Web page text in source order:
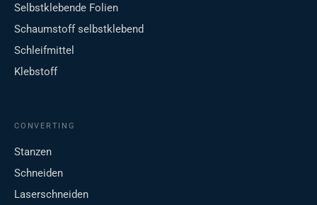
Selbstklebende Folien
Schaumstoff selbstklebend
Schleifmittel
Klebstoff
CONVERTING
Stanzen
Schneiden
Laserschneiden